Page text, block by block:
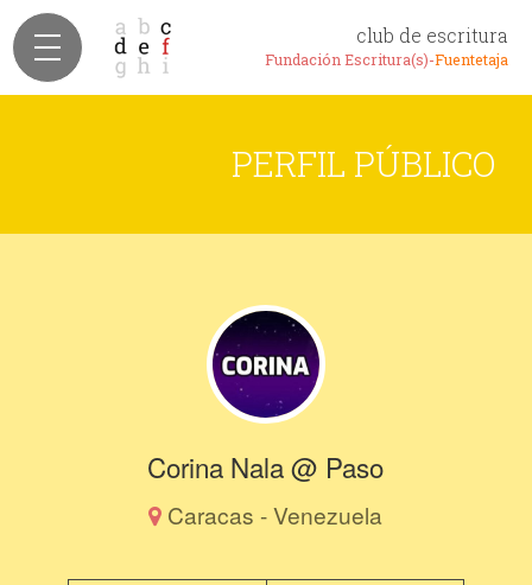
club de escritura
Fundación Escritura(s)-Fuentetaja
PERFIL PÚBLICO
Corina Nala @ Paso
Caracas - Venezuela